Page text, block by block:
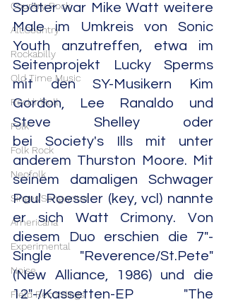
Country Rock
Alt.Country
Rockabilly
Old Time Music
Rock'n'Roll
Folk
Folk Rock
Neofolk
Singer/Songwriter
Americana
Experimental
Noise
Field Recordings
Später war Mike Watt weitere
Male im Umkreis von Sonic
Youth anzutreffen, etwa im
Seitenprojekt Lucky Sperms
mit den SY-Musikern Kim
Gordon, Lee Ranaldo und
Steve Shelley oder
bei Society's Ills mit unter
anderem Thurston Moore. Mit
seinem damaligen Schwager
Paul Roessler (key, vcl) nannte
er sich Watt Crimony. Von
diesem Duo erschien die 7"-
Single "Reverence/St.Pete"
(New Alliance, 1986) und die
12"-/Kassetten-EP "The